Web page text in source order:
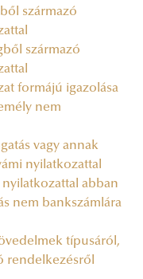
származó
származó
formájú igazolása
nem
vagy annak
nyilatkozattal
nyilatkozattal abban
nem bankszámlára
típusáról,
rendelkezésről